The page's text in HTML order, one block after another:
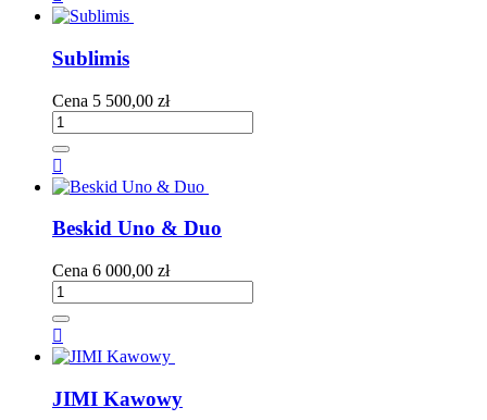
Sublimis
Cena 5 500,00 zł

Beskid Uno & Duo
Cena 6 000,00 zł

JIMI Kawowy